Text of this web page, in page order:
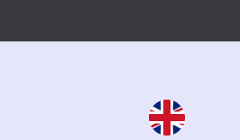
spielen?